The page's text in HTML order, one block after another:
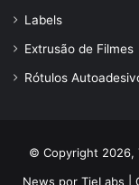
Labels
Extrusão de Filmes
Rótulos
© Copyright 2026,
News por TieLabs |